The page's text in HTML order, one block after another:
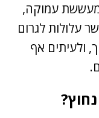
מעששת עמוקה,
עלולות לגרום
ולעיתים אף